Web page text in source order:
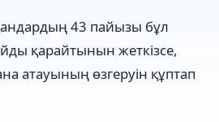
43 пайызы бұл
қарайтынын жеткізсе,
атауының өзгеруін құптап